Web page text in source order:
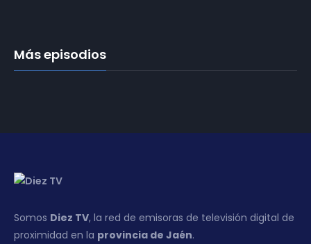
Más episodios
Somos Diez TV, la red de emisoras de televisión digital de
proximidad en la provincia de Jaén.